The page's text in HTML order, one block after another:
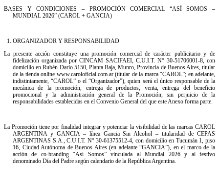
BASES Y CONDICIONES – PROMOCIÓN COMERCIAL “ASÍ SOMOS –
MUNDIAL 2026” (CAROL + GANCIA)
1.⁠ ⁠ORGANIZADOR Y RESPONSABILIDAD
La presente acción constituye una promoción comercial de carácter publicitario y de
fidelización organizada por CINCAM SACIFAEI, C.U.I.T. N° 30-51706001-8, con
domicilio en Rubén Darío 5150, Planta Baja, Munro, Provincia de Buenos Aires, titular
de la tienda online www.caroloficial.com.ar (titular de la marca “CAROL”; en adelante,
indistintamente, “CAROL” o el “Organizador”), quien será el único responsable de la
mecánica de la promoción, entrega de productos, venta, entrega del beneficio
promocional y la administración general de la Promoción, sin perjuicio de la
responsabilidades establecidas en el Convenio General del que este Anexo forma parte.
La Promoción tiene por finalidad integrar y potenciar la visibilidad de las marcas CAROL
ARGENTINA y GANCIA – línea Gancia Sin Alcohol – titularidad de CEPAS
ARGENTINAS S.A., C.U.I.T. N° 30-61375512-4, con domicilio en Tucumán 1, piso
16, Ciudad Autónoma de Buenos Aires (en adelante “GANCIA”), en el marco de la
acción de co-branding “Así Somos” vinculada al Mundial 2026 y al festivo
denominado Día del Padre según calendario de la República Argentina.